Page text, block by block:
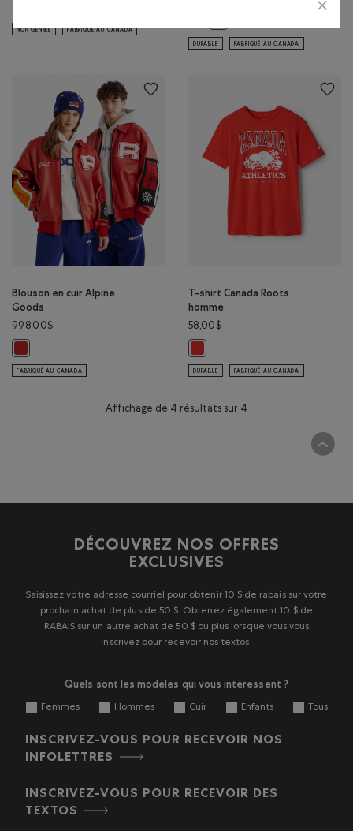
Blouson universitaire Racines nordiques: ROUGE SAUGE Couleur
NON GENRÉE FABRIQUÉ AU CANADA
DURABLE FABRIQUÉ AU CANADA
Blouson en cuir Alpine
Goods
998,00$
FABRIQUÉ AU CANADA
T-shirt Canada Roots
homme
58,00$
DURABLE FABRIQUÉ AU CANADA
Affichage de 4 résultats sur 4
DÉCOUVREZ NOS OFFRES
EXCLUSIVES
Saisissez votre adresse courriel pour obtenir 10 $ de rabais sur votre
prochain achat de plus de 50 $. Obtenez également 10 $ de
RABAIS sur un autre achat de 50 $ ou plus lorsque vous vous
inscrivez pour recevoir nos textos.
Quels sont les modèles qui vous intéressent ?
Femmes Hommes Cuir Enfants Tous
INSCRIVEZ-VOUS POUR RECEVOIR NOS
INFOLETTRES
INSCRIVEZ-VOUS POUR RECEVOIR DES
TEXTOS